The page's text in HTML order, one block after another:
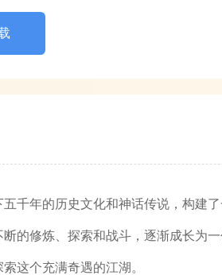
千年的历史文化和神话传说，构建
的修炼、探索和战斗，逐渐成长为
这个充满奇遇的江湖。